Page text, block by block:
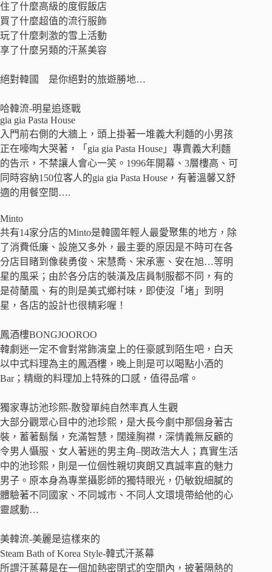
住了什麼高級的度假飯店
買了什麼超值的流行服飾
玩了什麼刺激的雪上活動
享了什麼另類的汗蒸美容
絕對韓國 是你絕對的旅遊勝地…
哈韓流-明星追逐戰
gia gia Pasta House
入門前右側的大牆上，頭上掛著一堆義大利麵的小男孩
正在嚎啕大哭著，「gia gia Pasta House」專賣義大利麵
的告示，不禁讓人會心一笑。1996年開幕、3層樓高、可
同時容納150位客人的gia gia Pasta House，有著溫馨又舒
適的用餐空間….
Minto
共有14家分店的Minto是韓國年輕人最愛聚集的地方，除
了消費低廉、設施又多外，最主要的原因是不時可在各
分店目睹到像裴勇俊、宋慧喬、宋承憲、安在旭…等明
星的風采；由於各分店的裝潢及店員制服都不同，有的
是荷蘭風、有的則是美式鄉村味，即使沒「堵」到明
星，各店的設計也很精彩喔！
鳳酒樓BONGJOOROO
韓劇迷一定不會對常飾演皇上的任豪感到陌生吧，白天
以中式料理為主的鳳酒樓，晚上則是可以喝點小酒的
Bar；精緻的料理加上特殊的口感，值得品嚐。
獨家專訪池珍熙-散發單純自然率真人生觀
大部分觀眾心目中的池珍熙，是大長今劇中那個身著古
裝，蓄著鬍鬚，充滿智慧，闊達胸襟，深情義無反顧的
令男人懾服、女人著迷的男主角–閔政浩大人；真實生活
中的池珍熙，則是一位個性親切爽朗又真誠率直的魅力
男子。原本身為專業攝影師的獨特眼光，仍敏銳細膩的
體驗著不同國家、不同城市、不同人文環境帶給他的心
靈感動…
美韓流-美麗是這樣來的
Steam Bath of Korea Style-韓式汗蒸幕
所謂汗蒸幕是在一個加熱密閉式的空間內，披著隔熱的